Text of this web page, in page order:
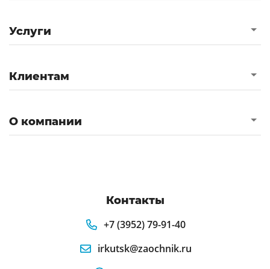
Услуги
Клиентам
О компании
Контакты
+7 (3952) 79-91-40
irkutsk@zaochnik.ru